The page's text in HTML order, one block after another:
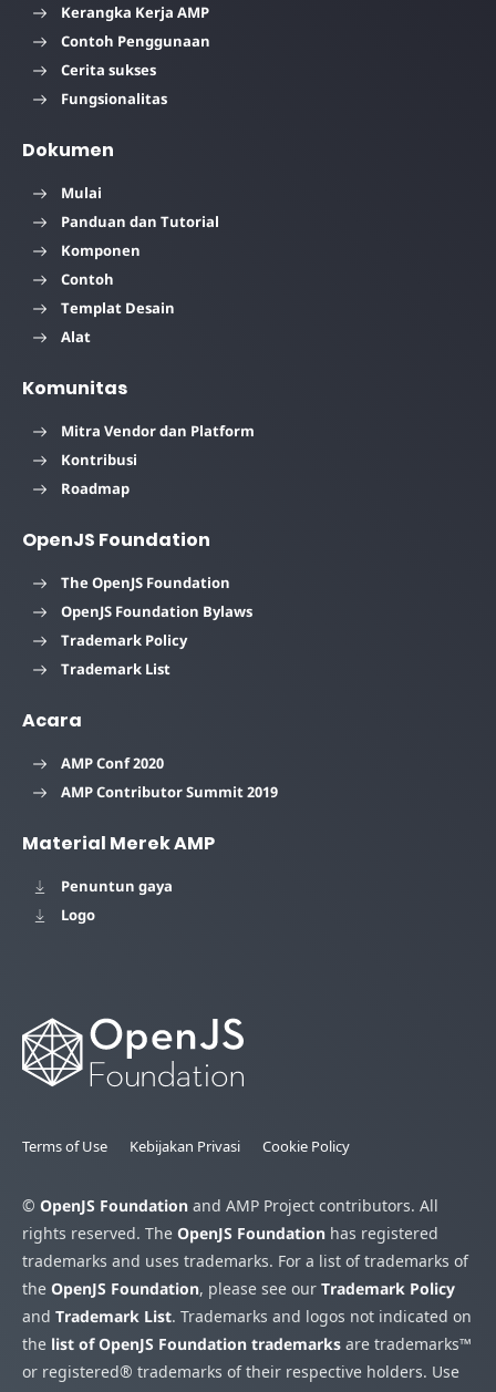
Kerangka Kerja AMP
Contoh Penggunaan
Cerita sukses
Fungsionalitas
Dokumen
Mulai
Panduan dan Tutorial
Komponen
Contoh
Templat Desain
Alat
Komunitas
Mitra Vendor dan Platform
Kontribusi
Roadmap
OpenJS Foundation
The OpenJS Foundation
OpenJS Foundation Bylaws
Trademark Policy
Trademark List
Acara
AMP Conf 2020
AMP Contributor Summit 2019
Material Merek AMP
Penuntun gaya
Logo
Terms of Use Kebijakan Privasi Cookie Policy
© OpenJS Foundation and AMP Project contributors. All
rights reserved. The OpenJS Foundation has registered
trademarks and uses trademarks. For a list of trademarks of
the OpenJS Foundation, please see our Trademark Policy
and Trademark List. Trademarks and logos not indicated on
the list of OpenJS Foundation trademarks are trademarks™
or registered® trademarks of their respective holders. Use